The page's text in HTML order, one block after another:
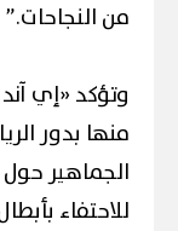
من النجاحات.”
وتؤكد «إي آند
منها بدور
الجماهير
للاحتفاء